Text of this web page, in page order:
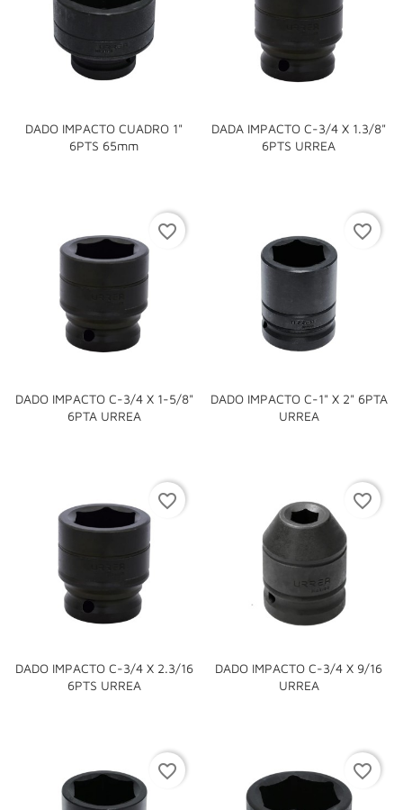
DADO IMPACTO CUADRO 1"
6PTS 65mm
DADA IMPACTO C-3/4 X 1.3/8"
6PTS URREA
DADO IMPACTO C-3/4 X 1-5/8"
6PTA URREA
favorite_border
DADO IMPACTO C-1" X 2" 6PTA
URREA
favorite_border
DADO IMPACTO C-3/4 X 2.3/16
6PTS URREA
favorite_border
DADO IMPACTO C-3/4 X 9/16
URREA
favorite_border
favorite_border favorite_border